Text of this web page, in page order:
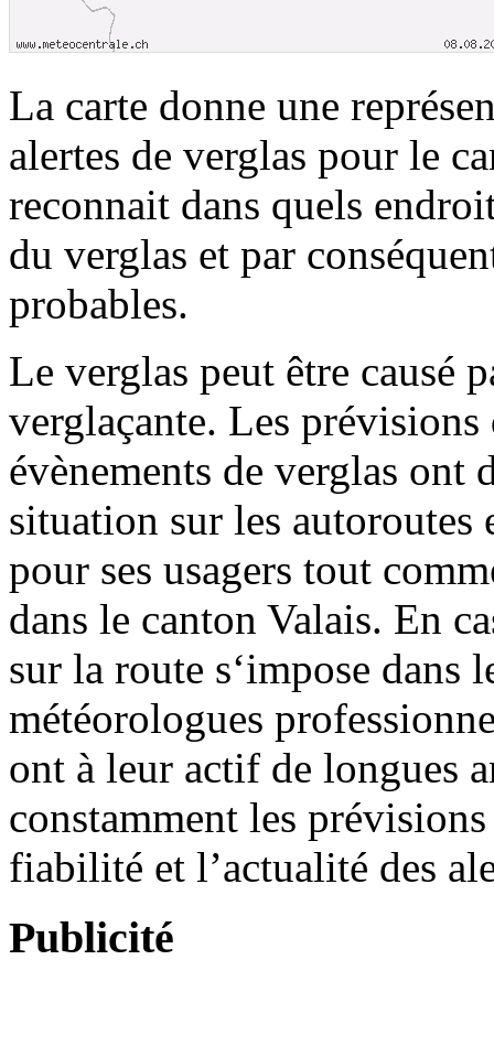
La carte donne une
alertes de verglas pour le
reconnait dans quels
du verglas et par
probables.
Le verglas peut être causé
verglaçante. Les
évènements de verglas ont
situation sur les autoroutes
pour ses usagers tout
dans le canton Valais. En
sur la route s‘impose dans
météorologues
ont à leur actif de longues
constamment les
fiabilité et l’actualité des
Publicité